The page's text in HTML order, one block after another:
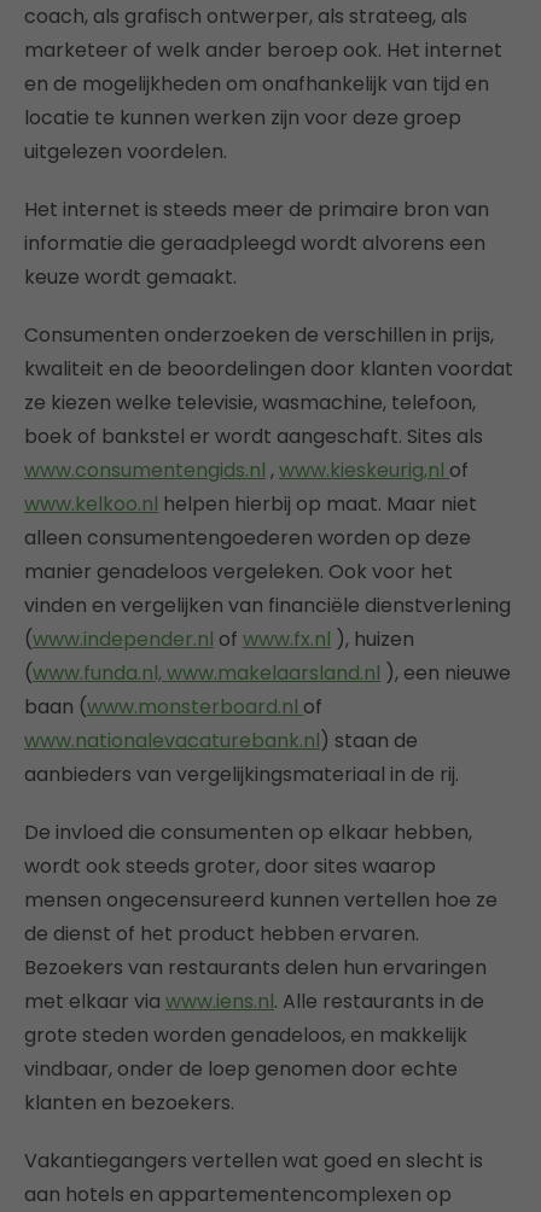
coach, als grafisch ontwerper, als strateeg, als
marketeer of welk ander beroep ook. Het internet
en de mogelijkheden om onafhankelijk van tijd en
locatie te kunnen werken zijn voor deze groep
uitgelezen voordelen.
Het internet is steeds meer de primaire bron van
informatie die geraadpleegd wordt alvorens een
keuze wordt gemaakt.
Consumenten onderzoeken de verschillen in prijs,
kwaliteit en de beoordelingen door klanten voordat
ze kiezen welke televisie, wasmachine, telefoon,
boek of bankstel er wordt aangeschaft. Sites als
www.consumentengids.nl ,www.kieskeurig,nl of
www.kelkoo.nl helpen hierbij op maat. Maar niet
alleen consumentengoederen worden op deze
manier genadeloos vergeleken. Ook voor het
vinden en vergelijken van financiële dienstverlening
(www.independer.nl of www.fx.nl ), huizen
(www.funda.nl, www.makelaarsland.nl ), een nieuwe
baan (www.monsterboard.nl of
www.nationalevacaturebank.nl) staan de
aanbieders van vergelijkingsmateriaal in de rij.
De invloed die consumenten op elkaar hebben,
wordt ook steeds groter, door sites waarop
mensen ongecensureerd kunnen vertellen hoe ze
de dienst of het product hebben ervaren.
Bezoekers van restaurants delen hun ervaringen
met elkaar via www.iens.nl. Alle restaurants in de
grote steden worden genadeloos, en makkelijk
vindbaar, onder de loep genomen door echte
klanten en bezoekers.
Vakantiegangers vertellen wat goed en slecht is
aan hotels en appartementencomplexen op